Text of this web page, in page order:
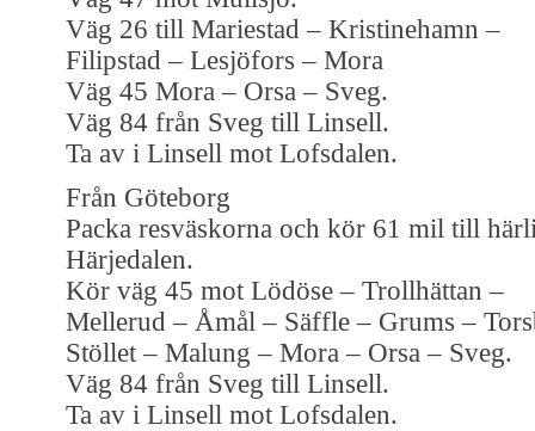
Väg 26 till Mariestad – Kristinehamn –
Filipstad – Lesjöfors – Mora
Väg 45 Mora – Orsa – Sveg.
Väg 84 från Sveg till Linsell.
Ta av i Linsell mot Lofsdalen.
Från Göteborg
Packa resväskorna och kör 61 mil till
Härjedalen.
Kör väg 45 mot Lödöse – Trollhättan –
Mellerud – Åmål – Säffle – Grums –
Stöllet – Malung – Mora – Orsa – Sveg.
Väg 84 från Sveg till Linsell.
Ta av i Linsell mot Lofsdalen.